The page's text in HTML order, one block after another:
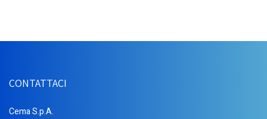
CONTATTACI
Cema S.p.A.